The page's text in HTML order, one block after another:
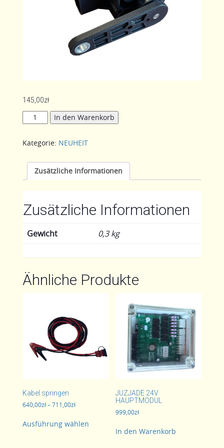
145,00zł
JUZJADE-
FÜLLSTANDSENSOR
In den Warenkorb
Kategorie: NEUHEIT
Zusätzliche Informationen
Zusätzliche Informationen
Gewicht 0,3 kg
Ähnliche Produkte
Kabel springen
640,00zł–711,00złPreisspanne:
bis
Ausführung wählen
JUZJADE 24V
HAUPTMODUL
999,00zł
In den Warenkorb